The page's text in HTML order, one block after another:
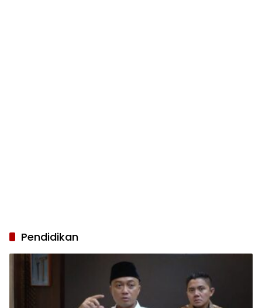
Pendidikan